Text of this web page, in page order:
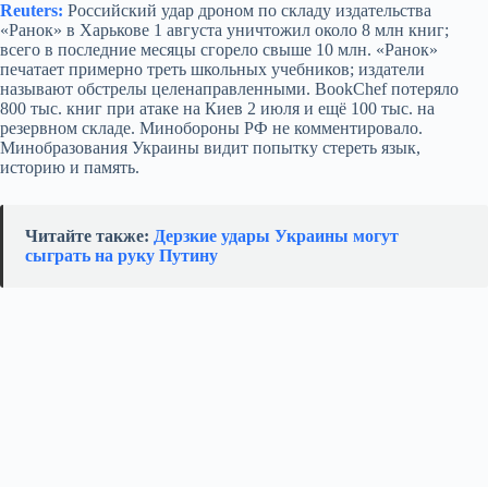
Reuters: Российский удар дроном по складу издательства
«Ранок» в Харькове 1 августа уничтожил около 8 млн книг;
всего в последние месяцы сгорело свыше 10 млн. «Ранок»
печатает примерно треть школьных учебников; издатели
называют обстрелы целенаправленными. BookChef потеряло
800 тыс. книг при атаке на Киев 2 июля и ещё 100 тыс. на
резервном складе. Минобороны РФ не комментировало.
Минобразования Украины видит попытку стереть язык,
историю и память.
Читайте также: Дерзкие удары Украины могут
сыграть на руку Путину